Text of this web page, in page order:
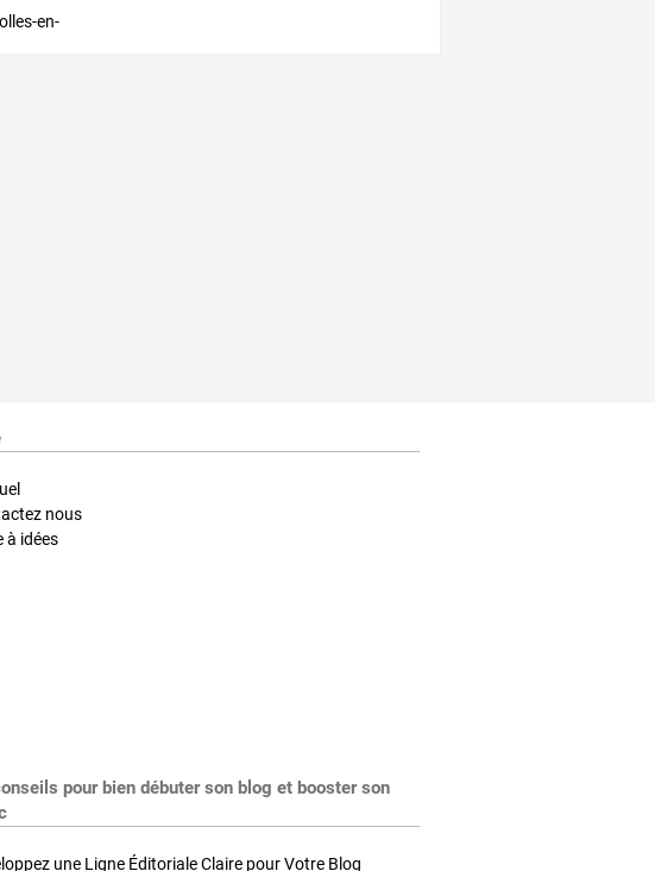
nous
à idées
pour bien débuter son blog et booster son
une Ligne Éditoriale Claire pour Votre Blog